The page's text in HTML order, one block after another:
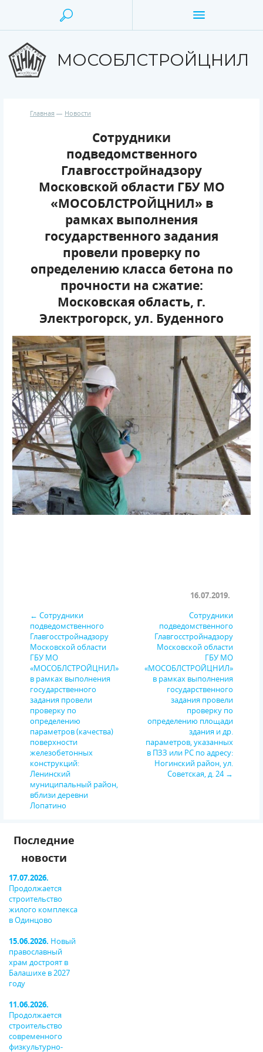
МОСОБЛСТРОЙЦНИЛ
Главная Новости
Сотрудники
подведомственного
Главгосстройнадзору
Московской области ГБУ МО
«МОСОБЛСТРОЙЦНИЛ» в
рамках выполнения
государственного задания
провели проверку по
определению класса бетона по
прочности на сжатие:
Московская область, г.
Электрогорск, ул. Буденного
16.07.2019.
← Сотрудники
подведомственного
Главгосстройнадзору
Московской области
ГБУ МО
«МОСОБЛСТРОЙЦНИЛ»
в рамках выполнения
государственного
задания провели
проверку по
определению
параметров (качества)
поверхности
железобетонных
конструкций:
Ленинский
муниципальный район,
вблизи деревни
Лопатино
Сотрудники
подведомственного
Главгосстройнадзору
Московской области
ГБУ МО
«МОСОБЛСТРОЙЦНИЛ»
в рамках выполнения
государственного
задания провели
проверку по
определению площади
здания и др.
параметров, указанных
в ПЗЗ или РС по адресу:
Ногинский район, ул.
Советская, д. 24 →
Последние
новости
17.07.2026.
Продолжается
строительство
жилого комплекса
в Одинцово
15.06.2026. Новый
православный
храм достроят в
Балашихе в 2027
году
11.06.2026.
Продолжается
строительство
современного
физкультурно-